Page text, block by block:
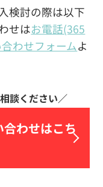
検討の際は以下
せはお電話(365
わせフォームよ
わせはこち